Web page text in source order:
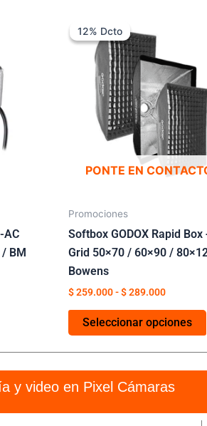
AC
BM
12% Dcto
PONTE EN
12% Dcto
Promociones
Softbox GODOX Rapid Box
Grid 50×70 / 60×90 /
Bowens
$259.000-$289.000
$ 259.000
hasta
$ 289.000
Seleccionar opciones
y video en Pixel Cámaras